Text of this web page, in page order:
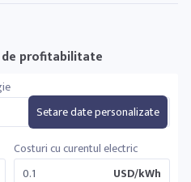
de profitabilitate
Setare date personalizate
Costuri cu curentul electric
USD/kWh